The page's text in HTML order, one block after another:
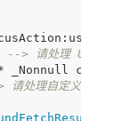
--> 请处理 URL
_Nonnull
处理自定义消息